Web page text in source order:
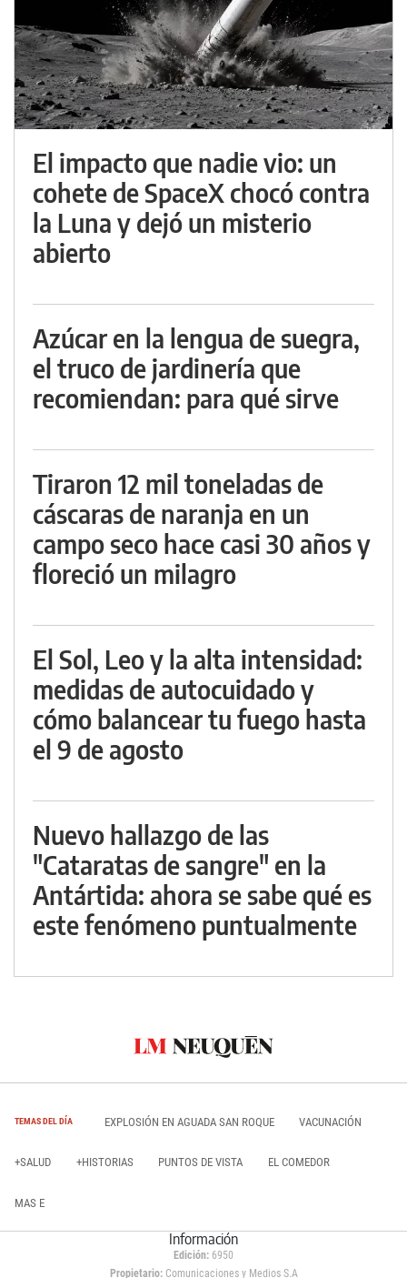
El impacto que nadie vio: un
cohete de SpaceX chocó contra
la Luna y dejó un misterio
abierto
Azúcar en la lengua de suegra,
el truco de jardinería que
recomiendan: para qué sirve
Tiraron 12 mil toneladas de
cáscaras de naranja en un
campo seco hace casi 30 años y
floreció un milagro
El Sol, Leo y la alta intensidad:
medidas de autocuidado y
cómo balancear tu fuego hasta
el 9 de agosto
Nuevo hallazgo de las
"Cataratas de sangre" en la
Antártida: ahora se sabe qué es
este fenómeno puntualmente
TEMAS DEL DÍA EXPLOSIÓN EN AGUADA SAN ROQUE VACUNACIÓN
+SALUD +HISTORIAS PUNTOS DE VISTA EL COMEDOR
MAS E
Información
Edición: 6950
Propietario:Comunicaciones y Medios S.A